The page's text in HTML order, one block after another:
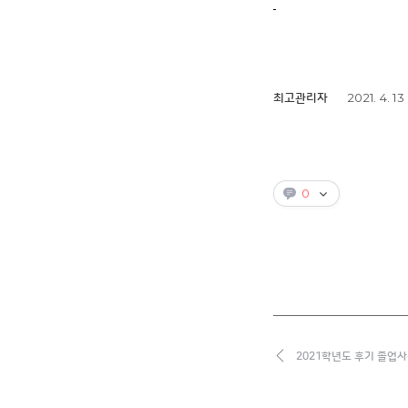
최고관리자 2021. 4. 13
0
2021학년도 후기 졸업